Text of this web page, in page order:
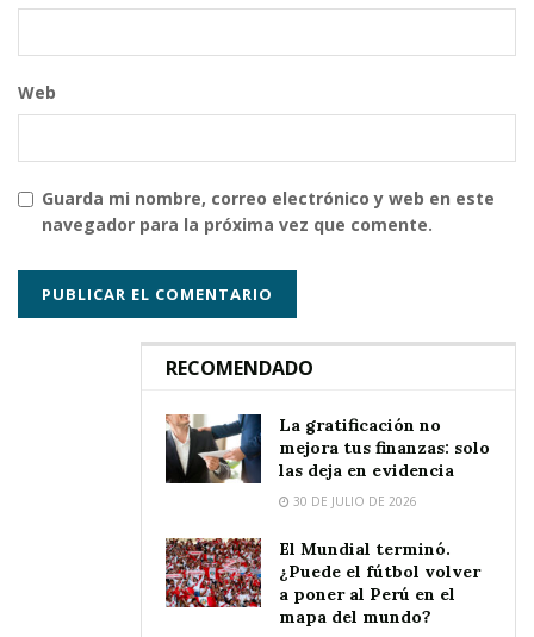
Web
Guarda mi nombre, correo electrónico y web en este
navegador para la próxima vez que comente.
RECOMENDADO
La gratificación no
mejora tus finanzas: solo
las deja en evidencia
30 DE JULIO DE 2026
El Mundial terminó.
¿Puede el fútbol volver
a poner al Perú en el
mapa del mundo?